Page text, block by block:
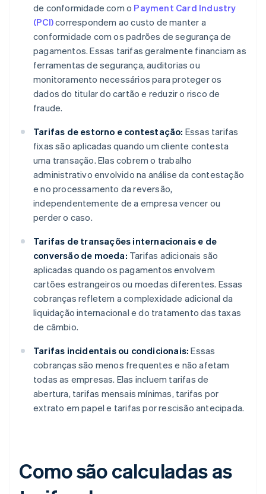
de conformidade com o Payment Card Industry
(PCI)correspondem ao custo de manter a
conformidade com os padrões de segurança de
pagamentos. Essas tarifas geralmente financiam as
ferramentas de segurança, auditorias ou
monitoramento necessários para proteger os
dados do titular do cartão e reduzir o risco de
fraude.
Tarifas de estorno e contestação: Essas tarifas
fixas são aplicadas quando um cliente contesta
uma transação. Elas cobrem o trabalho
administrativo envolvido na análise da contestação
e no processamento da reversão,
independentemente de a empresa vencer ou
perder o caso.
Tarifas de transações internacionais e de
conversão de moeda: Tarifas adicionais são
aplicadas quando os pagamentos envolvem
cartões estrangeiros ou moedas diferentes. Essas
cobranças refletem a complexidade adicional da
liquidação internacional e do tratamento das taxas
de câmbio.
Tarifas incidentais ou condicionais: Essas
cobranças são menos frequentes e não afetam
todas as empresas. Elas incluem tarifas de
abertura, tarifas mensais mínimas, tarifas por
extrato em papel e tarifas por rescisão antecipada.
Como são calculadas as